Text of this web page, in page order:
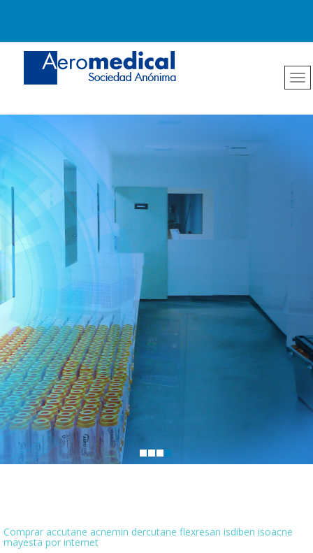
Comprar accutane acnemin dercutane flexresan isdiben isoacne
mayesta por internet